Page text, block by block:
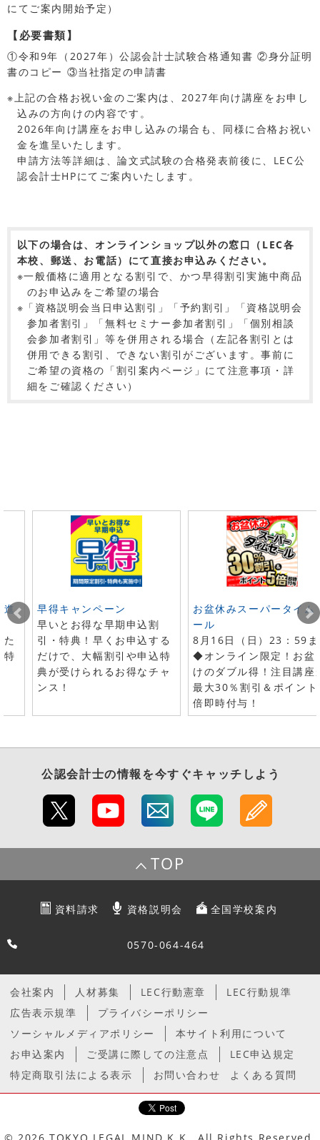
にてご案内開始予定）
【必要書類】
①令和9年（2027年）公認会計士試験合格通知書 ②身分証明
書のコピー ③当社指定の申請書
※上記の合格お祝い金のご案内は、2027年向け講座をお申し
込みの方向けの内容です。
2026年向け講座をお申し込みの場合も、同様に合格お祝い
金を進呈いたします。
申請方法等詳細は、論文式試験の合格発表前後に、LEC公
認会計士HPにてご案内いたします。
以下の場合は、オンラインショップ以外の窓口（LEC各
本校、郵送、お電話）にて直接お申込みください。
※一般価格に適用となる割引で、かつ早得割引実施中商品
のお申込みをご希望の場合
※「資格説明会当日申込割引」「予約割引」「資格説明会
参加者割引」「無料セミナー参加者割引」「個別相談
会参加者割引」等を併用される場合（左記各割引とは
併用できる割引、できない割引がございます。事前に
ご希望の資格の「割引案内ページ」にて注意事項・詳
細をご確認ください）
進
特
早得キャンペーン
早いとお得な早期申込割
引・特典！早くお申込する
だけで、大幅割引や申込特
典が受けられるお得なチャ
ンス！
お盆休みスーパータイム
ール
8月16日（日）23：59
◆オンライン限定！お盆
けのダブル得！注目講座
最大30％割引＆ポイン
倍即時付与！
公認会計士の情報を今すぐキャッチしよう
TOP
資料請求 資格説明会 全国学校案内
0570-064-464
会社案内 人材募集 LEC行動憲章
LEC行動規準
広告表示規準
プライバシーポリシー
ソーシャルメディアポリシー
本サイト利用について
お申込案内
ご受講に際しての注意点
LEC申込規定
特定商取引法による表示
お問い合わせ よくある質問